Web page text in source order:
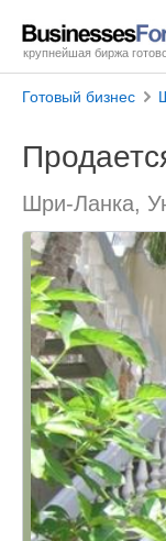
крупнейшая биржа
Готовый бизнес
Шри-Ланка,